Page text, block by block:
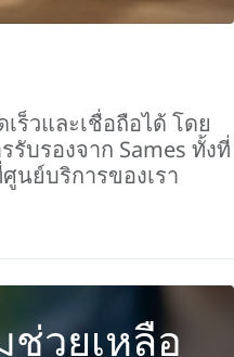
ร็วและเชื่อถือได้ โดย
รับรองจาก Sames ทั้งที่
ย์บริการของเรา
วยเหลือ